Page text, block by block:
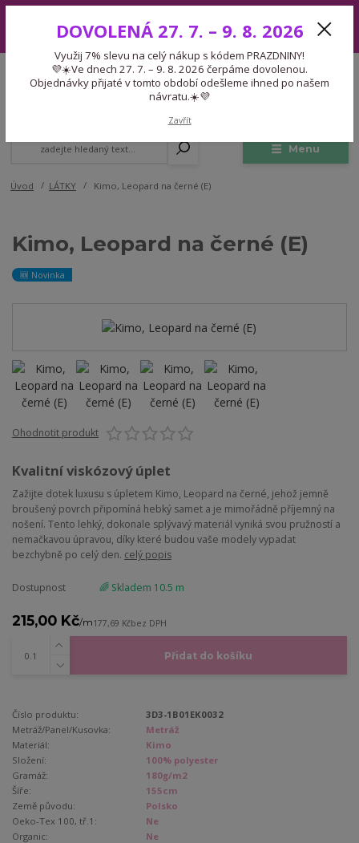
7. – 9. 8. 2026 čerpáme dovolenou. Objednávky přijaté v tomto období
odešleme ihned po našem návratu.☀️💜
Menu
CZK
Expedice 775 866 913
Po-Čt 9-15:30 Pá 9-14:30 Pauza 13-13:45
Úvod LÁTKY Kimo, Leopard na černé (E)
Kimo, Leopard na černé (E)
🆕 Novinka
Ohodnotit produkt
Kvalitní viskózový úplet
Zažijte dotek luxusu s úpletem Kimo, Leopard na černé, jehož jemně
broušený povrch připomíná hebký samet a je mimořádně příjemný na
nošení. Tento lehký, dokonale splývavý materiál vyniká svou pružností a
nemačkavou úpravou, díky které budou vaše modely vypadat
bezchybně po celý den. celý popis
Dostupnost 🌈 Skladem 10.5 m
215,00 Kč/m177,69 Kčbez DPH
Přidat do košíku
Číslo produktu:
3D3-1B01EK0032
Metráž/Panel/Kusovka:
Metráž
Materiál:
Kimo
Složení:
100% polyester
Gramáž:
180g/m2
Šíře:
155cm
Země původu:
Polsko
Oeko-Tex 100, tř.1:
Ne
Organic:
Ne
DOVOLENÁ 27. 7. – 9. 8. 2026
Využij 7% slevu na celý nákup s kódem PRAZDNINY!
💜☀️Ve dnech 27. 7. – 9. 8. 2026 čerpáme dovolenou.
Objednávky přijaté v tomto období odešleme ihned po našem
návratu.☀️💜
Zavřít